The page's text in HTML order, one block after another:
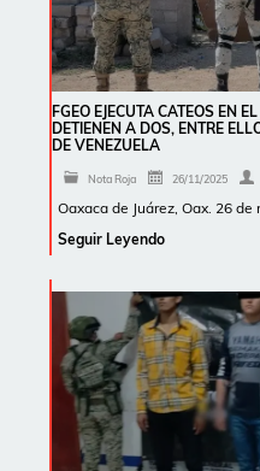
FGEO EJECUTA CATEOS EN
DETIENEN A DOS, ENTRE
DE VENEZUELA
Nota Roja 26/11/2025
Oaxaca de Juárez, Oax. 26
Seguir Leyendo